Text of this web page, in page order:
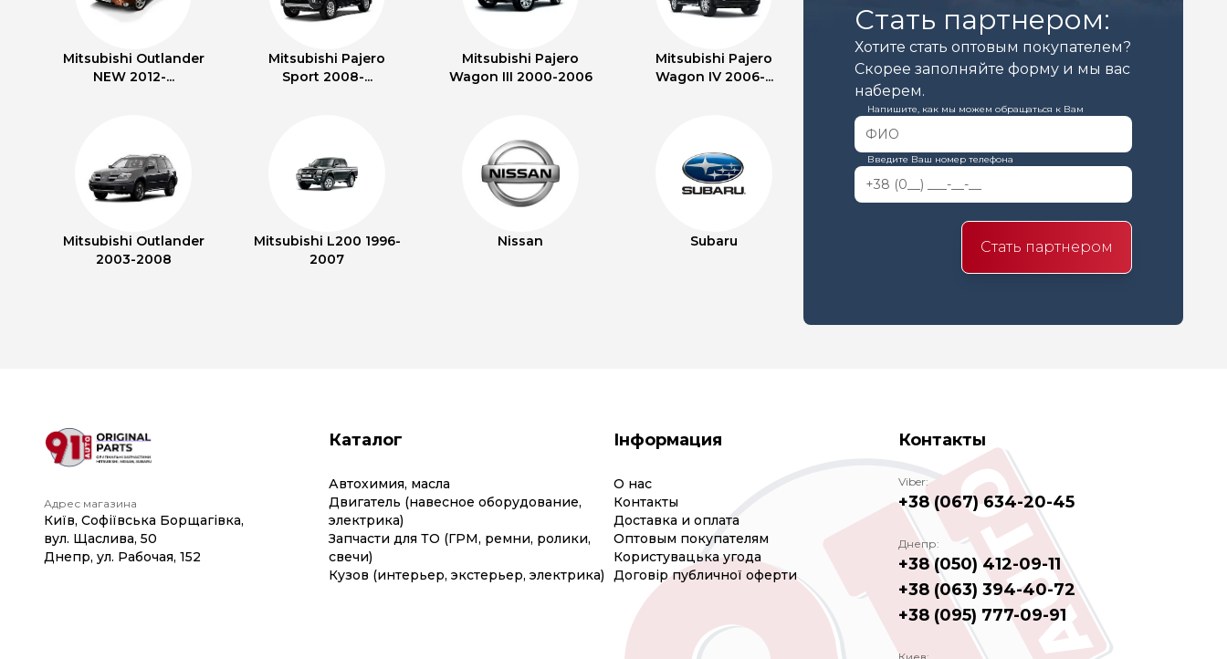
Mitsubishi Outlander
NEW 2012-...
Mitsubishi Pajero
Sport 2008-...
Mitsubishi Pajero
Wagon III 2000-2006
Mitsubishi Pajero
Wagon IV 2006-...
Mitsubishi Outlander
2003-2008
Mitsubishi L200 1996-
2007
Nissan Subaru
Стать партнером:
Хотите стать оптовым покупателем?
Скорее заполняйте форму и мы вас
наберем.
Напишите, как мы можем обращаться к Вам
Введите Ваш номер телефона
Стать партнером
Адрес магазина
Київ, Софіївська Борщагівка,
вул. Щаслива, 50
Днепр, ул. Рабочая, 152
Каталог
Автохимия, масла
Двигатель (навесное оборудование,
электрика)
Запчасти для ТО (ГРМ, ремни, ролики,
свечи)
Кузов (интерьер, экстерьер, электрика)
Інформация
О нас
Контакты
Доставка и оплата
Оптовым покупателям
Користувацька угода
Договір публичної оферти
Контакты
Viber:
+38 (067) 634-20-45
Днепр:
+38 (050) 412-09-11
+38 (063) 394-40-72
+38 (095) 777-09-91